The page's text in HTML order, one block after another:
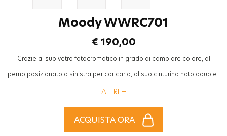
Moody WWRC701
€ 190,00
Grazie al suo vetro fotocromatico in grado di cambiare colore, al
perno posizionato a sinistra per caricarlo, al suo cinturino nato double-
face, la Collezione “Strapy” sara’ l’accessorio piu’ alla moda per gli
ALTRI +
ACQUISTA ORA